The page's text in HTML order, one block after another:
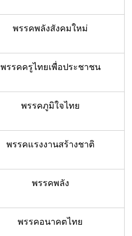
พรรคพลังสังคมใหม่
พรรคครูไทยเพื่อประชาชน
พรรคภูมิใจไทย
พรรคแรงงานสร้างชาติ
พรรคพลัง
พรรคอนาคตไทย